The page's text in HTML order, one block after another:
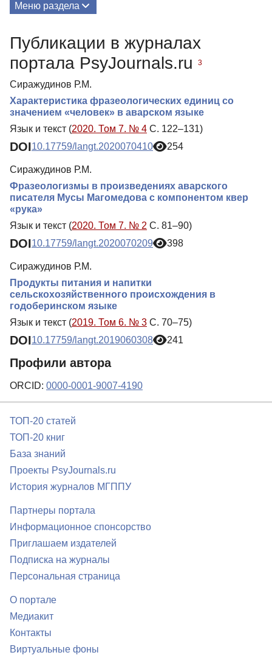
Меню раздела
Публикации в журналах
портала PsyJournals.ru
3
Сиражудинов Р.М.
Характеристика фразеологических единиц со
значением «человек» в аварском языке
Язык и текст (2020. Том 7. № 4 С. 122–131)
DOI10.17759/langt.2020070410 254
Сиражудинов Р.М.
Фразеологизмы в произведениях аварского
писателя Мусы Магомедова с компонентом квер
«рука»
Язык и текст (2020. Том 7. № 2 С. 81–90)
DOI10.17759/langt.2020070209 398
Сиражудинов Р.М.
Продукты питания и напитки
сельскохозяйственного происхождения в
годоберинском языке
Язык и текст (2019. Том 6. № 3 С. 70–75)
DOI10.17759/langt.2019060308 241
Профили автора
ORCID: 0000-0001-9007-4190
ТОП-20 статей
ТОП-20 книг
База знаний
Проекты PsyJournals.ru
История журналов МГППУ
Партнеры портала
Информационное спонсорство
Приглашаем издателей
Подписка на журналы
Персональная страница
О портале
Медиакит
Контакты
Виртуальные фоны